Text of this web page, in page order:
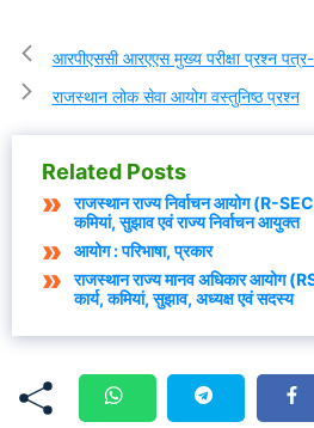
आरपीएससी आरएएस मुख्य परीक्षा प्रश्न
राजस्थान लोक सेवा आयोग वस्तुनिष्ठ प्रश्न
Related Posts
राजस्थान राज्य निर्वाचन आयोग (R-
कमियां, सुझाव एवं राज्य निर्वाचन आयुक्त
आयोग : परिभाषा, प्रकार
राजस्थान राज्य मानव अधिकार आयोग
कार्य, कमियां, सुझाव, अध्यक्ष एवं सदस्य